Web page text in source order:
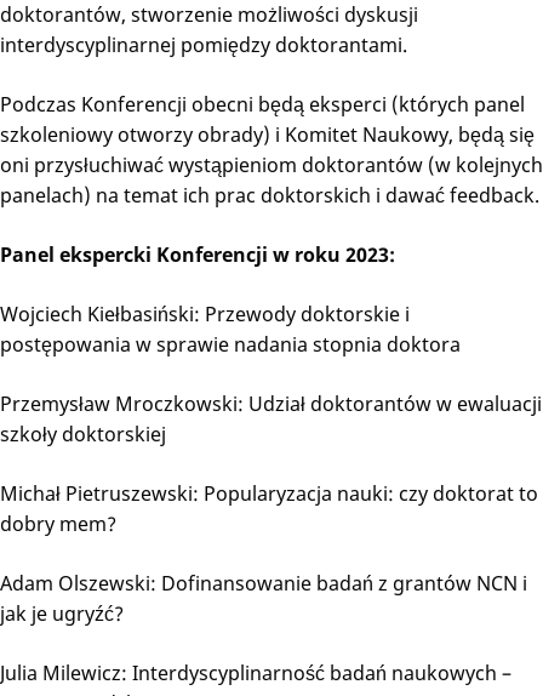
doktorantów, stworzenie możliwości dyskusji
interdyscyplinarnej pomiędzy doktorantami.
Podczas Konferencji obecni będą eksperci (których panel
szkoleniowy otworzy obrady) i Komitet Naukowy, będą się
oni przysłuchiwać wystąpieniom doktorantów (w kolejnych
panelach) na temat ich prac doktorskich i dawać feedback.
Panel ekspercki Konferencji w roku 2023:
Wojciech Kiełbasiński: Przewody doktorskie i
postępowania w sprawie nadania stopnia doktora
Przemysław Mroczkowski: Udział doktorantów w ewaluacji
szkoły doktorskiej
Michał Pietruszewski: Popularyzacja nauki: czy doktorat to
dobry mem?
Adam Olszewski: Dofinansowanie badań z grantów NCN i
jak je ugryźć?
Julia Milewicz: Interdyscyplinarność badań naukowych –